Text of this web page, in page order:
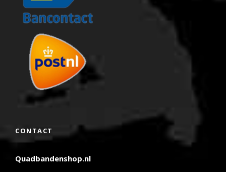
CONTACT
Quadbandenshop.nl